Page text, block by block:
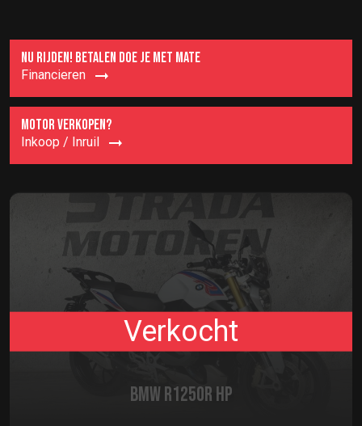
NU RIJDEN! BETALEN DOE JE MET MATE
Financieren
MOTOR VERKOPEN?
Inkoop / Inruil
Verkocht
BMW R1250R HP